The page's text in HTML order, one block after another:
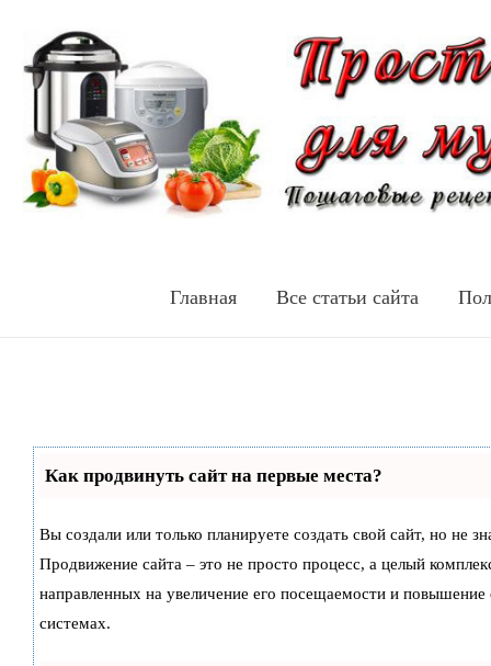
Главная Все статьи сайта
Как продвинуть сайт на первые места?
Вы создали или только планируете создать свой сайт, но не
Продвижение сайта – это не просто процесс, а целый
направленных на увеличение его посещаемости и повышение
системах.